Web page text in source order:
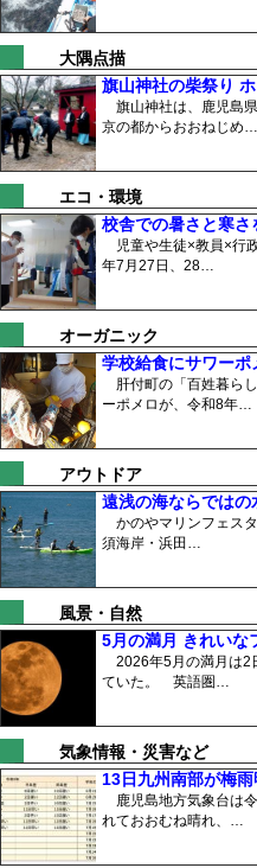
大隅点描
旗山神社の柴祭り
旗山神社は、鹿児島
京の都からおおねじめ…
エコ・環境
校舎での暑さと寒
児童や生徒×教員×行
年7月27日、28…
オーガニック
学校給食にサワー
肝付町の「百姓暮ら
ーポメロが、令和8年…
アウトドア
遠浅の海ならでは
かのやマリンフェス
須海岸・浜田…
風景・自然
5月の満月 きれい
2026年5月の満月は2
ていた。 英語圏…
気象情報・災害など
13日九州南部が梅
鹿児島地方気象台は
れておおむね晴れ、…